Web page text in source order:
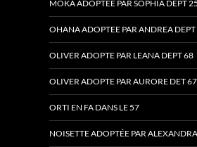
MOKA ADOPTEE PAR SOPHIA DEPT 25
OHANA ADOPTEE PAR ANDREA
OLIVER ADOPTE PAR LEANA DEPT 68
OLIVER ADOPTE PAR AURORE DET 67
ORTI EN FA DANS LE 57
NOISETTE ADOPTÉE PAR